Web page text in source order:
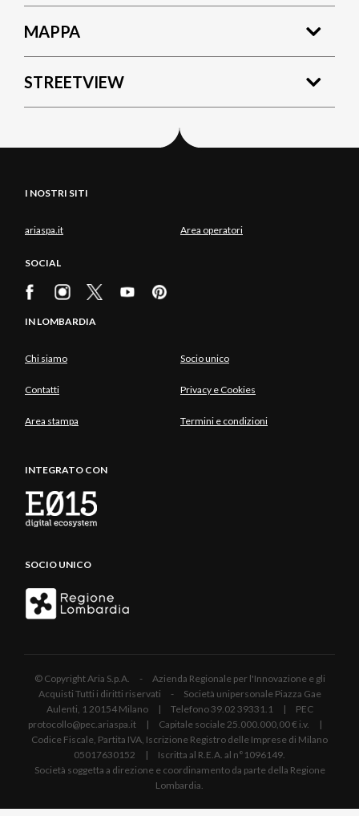
MAPPA
STREETVIEW
I NOSTRI SITI
ariaspa.it Area operatori
SOCIAL
IN LOMBARDIA
Chi siamo Socio unico
Contatti Privacy e Cookies
Area stampa Termini e condizioni
INTEGRATO CON
SOCIO UNICO
© Copyright Aria S.p.A. - Azienda Regionale per l'Innovazione e gli
Acquisti Tutti i diritti riservati - Società unipersonale Piazza Gae
Aulenti, 1 20154 Milano | Telefono 39.02 39331.1 | PEC
protocollo@pec.ariaspa.it | Capitale sociale 25.000.000,00 € i.v. |
Codice Fiscale, Partita IVA, Iscrizione Registro delle Imprese di Milano
05017630152 | Iscritta al R.E.A. al n°1096149.
Società soggetta a direzione e coordinamento da parte della Regione
Lombardia.